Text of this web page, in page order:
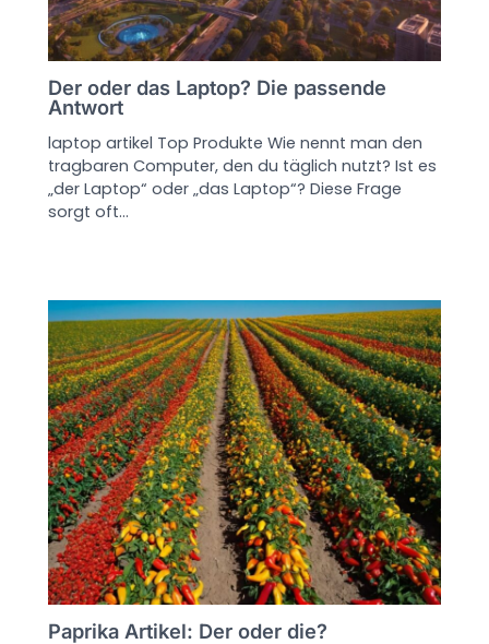
Der oder das Laptop? Die passende
Antwort
laptop artikel Top Produkte Wie nennt man den
tragbaren Computer, den du täglich nutzt? Ist es
„der Laptop“ oder „das Laptop“? Diese Frage
sorgt oft…
Paprika Artikel: Der oder die?